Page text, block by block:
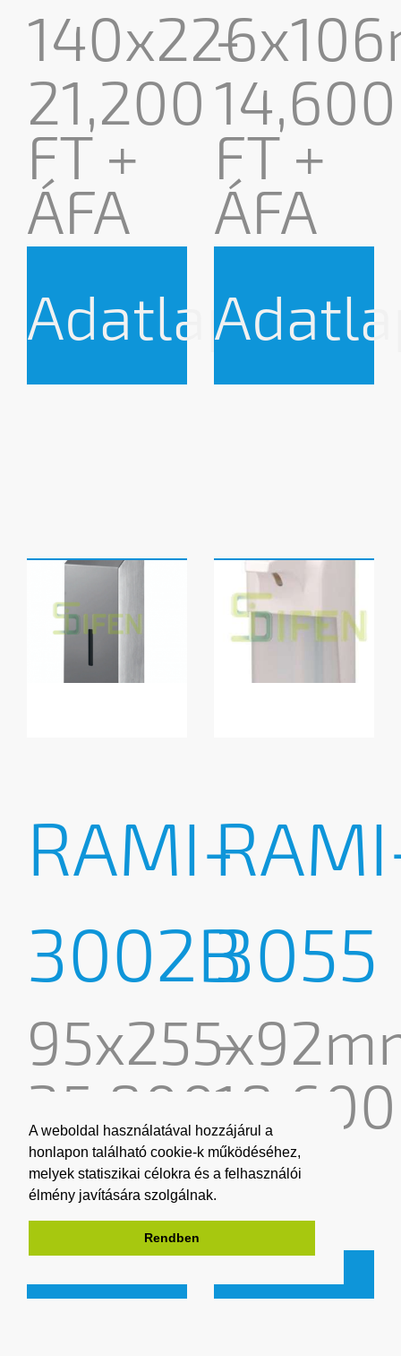
A weboldal használatával hozzájárul a
honlapon található cookie-k működéséhez,
melyek statiszikai célokra és a felhasználói
élmény javítására szolgálnak.
Rendben
21,200
FT +
ÁFA
Adatlap
-
14,600
FT +
ÁFA
RAMI-
3002B
35,800
FT +
ÁFA
Adatlap
3055
-
18,600
FT +
ÁFA